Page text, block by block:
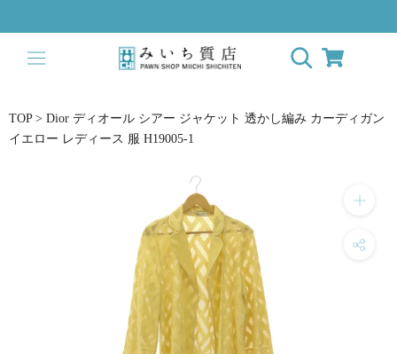
to
content
TOP > Dior ディオール シアー ジャケット 透かし編み カーディガン
イエロー レディース 服 H19005-1